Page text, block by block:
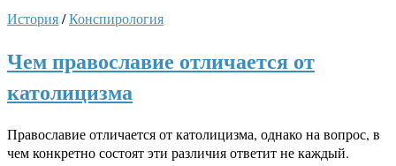
История/Конспирология
Чем православие отличается от
католицизма
Православие отличается от католицизма, однако на вопрос, в
чем конкретно состоят эти различия ответит не каждый.